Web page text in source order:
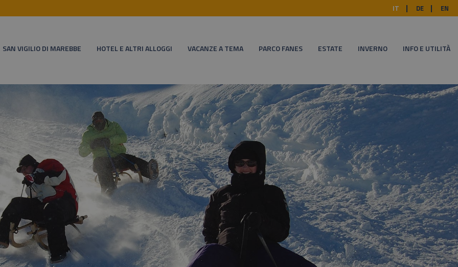
IT DE EN
SAN VIGILIO DI MAREBBE HOTEL E ALTRI ALLOGGI VACANZE A TEMA PARCO FANES ESTATE INVERNO INFO E UTILITÀ